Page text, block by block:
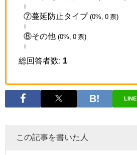
⑦蔓延防止タイプ (0%, 0 票)
⑧その他 (0%, 0 票)
総回答者数: 1
LINE
この記事を書いた人